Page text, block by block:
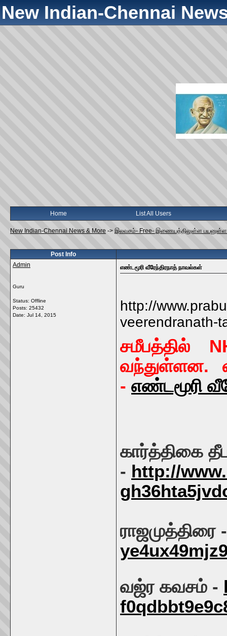
New Indian-Chennai
Home List All Users
New Indian-Chennai News & More -> இலவசம்- Free- இணையத்திலுள்ள
Post Info
Admin
Guru
Status: Offline
Posts: 25432
Date: Jul 14, 2015
எண்டமூரி வீரேந்திரநாத் நாவல்கள்
http://
veerendranath-
சமீபத்தில்
வந்துள்ளன.
- எண்டமூரி
கார்த்திகை
- http://
ராஜமுத்திரை
வஜ்ர கவசம் -